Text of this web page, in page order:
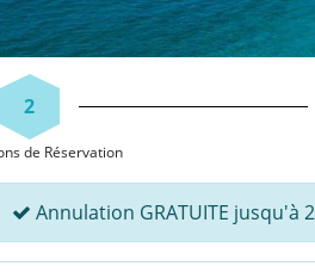
2
de Réservation
Annulation GRATUITE jusqu'à